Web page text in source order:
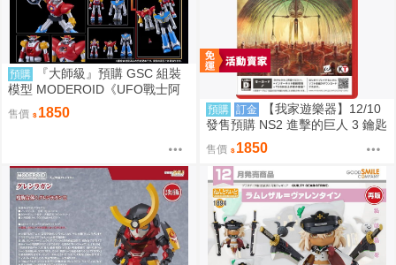
預購
『大師級』預購 GSC 組裝
模型 MODEROID《UFO戰士阿
波羅》大阿波羅
售價 1850 預購 訂金
【我家遊樂器】12/10
發售預購 NS2 進擊的巨人 3 鑰匙
卡 普通版日版
售價 1850